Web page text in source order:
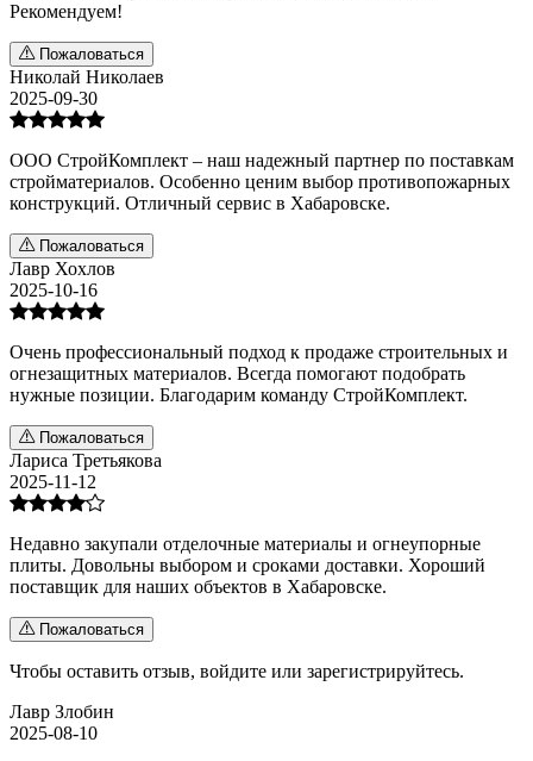
Рекомендуем!
Пожаловаться
Николай Николаев
2025-09-30
ООО СтройКомплект – наш надежный партнер по поставкам
стройматериалов. Особенно ценим выбор противопожарных
конструкций. Отличный сервис в Хабаровске.
Пожаловаться
Лавр Хохлов
2025-10-16
Очень профессиональный подход к продаже строительных и
огнезащитных материалов. Всегда помогают подобрать
нужные позиции. Благодарим команду СтройКомплект.
Пожаловаться
Лариса Третьякова
2025-11-12
Недавно закупали отделочные материалы и огнеупорные
плиты. Довольны выбором и сроками доставки. Хороший
поставщик для наших объектов в Хабаровске.
Пожаловаться
Чтобы оставить отзыв, войдите или зарегистрируйтесь.
Лавр Злобин
2025-08-10